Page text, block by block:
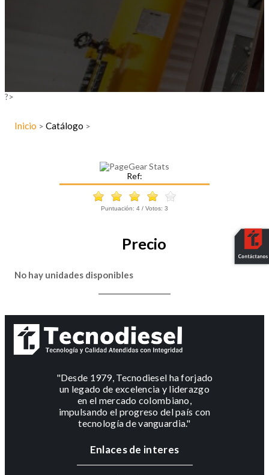
?>
Inicio > Catálogo >
Ref:
Puntuación: 4 / Votos: 3
Precio
No hay unidades disponibles
"Desde 1979, Tecnodiesel ha forjado
un legado de excelencia y liderazgo
en el mercado colombiano,
impulsando el progreso del país con
tecnología de vanguardia."
Enlaces de interes